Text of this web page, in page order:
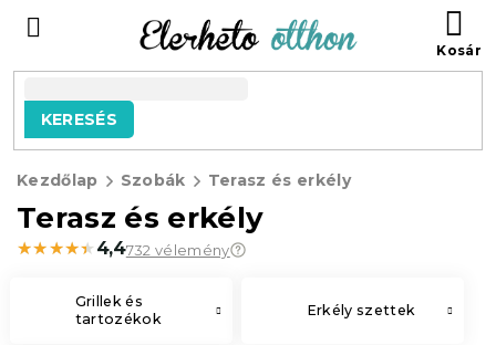
tartalomhoz
KERESÉS
Kezdőlap Szobák Terasz és erkély
Terasz és erkély
★★★★★
★★★★★ 4,4732 vélemény
Grillek és
tartozékok
Erkély szettek